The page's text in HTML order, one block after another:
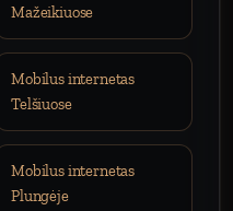
Mažeikiuose
Mobilus internetas
Telšiuose
Mobilus internetas
Plungėje